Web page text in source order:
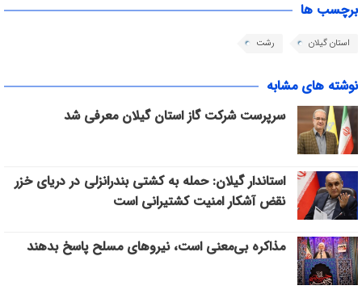
برچسب ها
استان گیلان رشت
نوشته های مشابه
سرپرست شرکت گاز استان گیلان معرفی شد
استاندار گیلان: حمله به کشتی بندرانزلی در دریای خزر
نقض آشکار امنیت کشتیرانی است
مذاکره بی‌معنی است، نیروهای مسلح پاسخ بدهند